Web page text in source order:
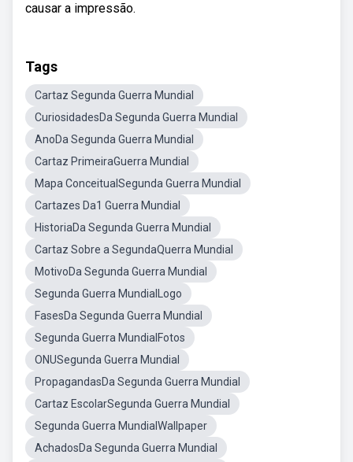
causar a impressão.
Tags
Cartaz Segunda Guerra Mundial
CuriosidadesDa Segunda Guerra Mundial
AnoDa Segunda Guerra Mundial
Cartaz PrimeiraGuerra Mundial
Mapa ConceitualSegunda Guerra Mundial
Cartazes Da1 Guerra Mundial
HistoriaDa Segunda Guerra Mundial
Cartaz Sobre a SegundaQuerra Mundial
MotivoDa Segunda Guerra Mundial
Segunda Guerra MundialLogo
FasesDa Segunda Guerra Mundial
Segunda Guerra MundialFotos
ONUSegunda Guerra Mundial
PropagandasDa Segunda Guerra Mundial
Cartaz EscolarSegunda Guerra Mundial
Segunda Guerra MundialWallpaper
AchadosDa Segunda Guerra Mundial